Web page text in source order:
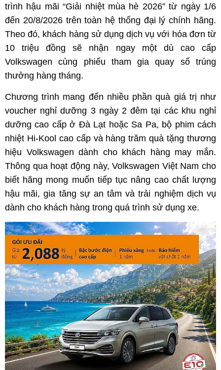
trình hậu mãi “Giải nhiệt mùa hè 2026” từ ngày 1/6
đến 20/8/2026 trên toàn hệ thống đại lý chính hãng.
Theo đó, khách hàng sử dụng dịch vụ với hóa đơn từ
10 triệu đồng sẽ nhận ngay một dù cao cấp
Volkswagen cùng phiếu tham gia quay số trúng
thưởng hàng tháng.
Chương trình mang đến nhiều phần quà giá trị như
voucher nghỉ dưỡng 3 ngày 2 đêm tại các khu nghỉ
dưỡng cao cấp ở Đà Lạt hoặc Sa Pa, bộ phim cách
nhiệt Hi-Kool cao cấp và hàng trăm quà tặng thương
hiệu Volkswagen dành cho khách hàng may mắn.
Thông qua hoạt động này, Volkswagen Việt Nam cho
biết hãng mong muốn tiếp tục nâng cao chất lượng
hậu mãi, gia tăng sự an tâm và trải nghiệm dịch vụ
dành cho khách hàng trong quá trình sử dụng xe.